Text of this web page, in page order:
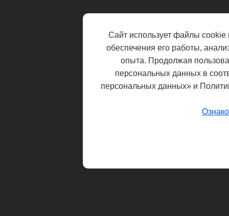
Сайт использует файлы cookie
обеспечения его работы,
опыта. Продолжая
персональных данных в
персональных данных» и